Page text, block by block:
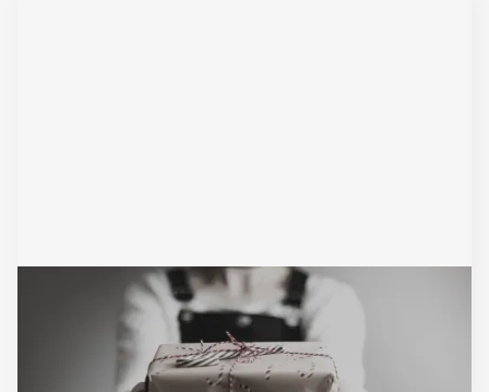
December 1, 2025
Ugovor o poklonu
Pročitajte Artikal